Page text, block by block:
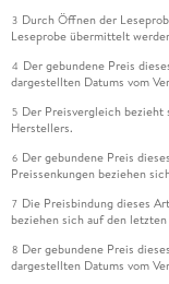
3 Durch Öffnen der
Leseprobe übermittelt
4 Der gebundene Preis
dargestellten Datums vom
5 Der Preisvergleich bezieht
Herstellers.
6 Der gebundene Preis
Preissenkungen beziehen
7 Die Preisbindung dieses
beziehen sich auf den
8 Der gebundene Preis
dargestellten Datums vom